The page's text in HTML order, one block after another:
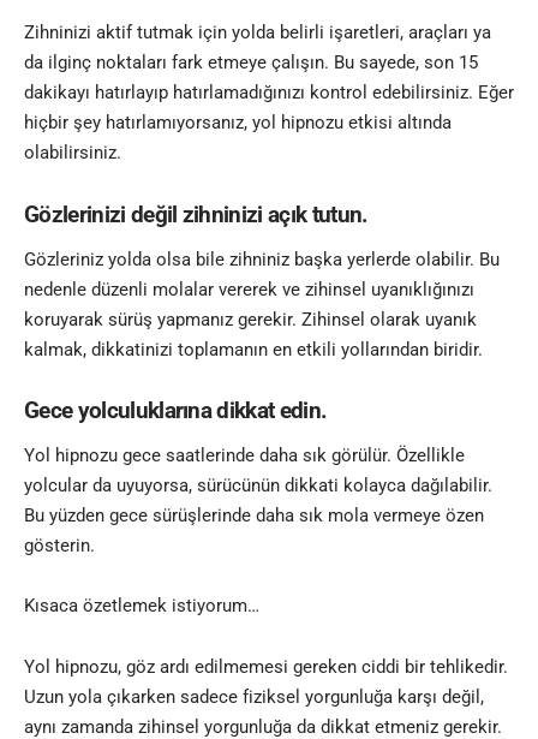
Zihninizi aktif tutmak için yolda belirli işaretleri, araçları ya
da ilginç noktaları fark etmeye çalışın. Bu sayede, son 15
dakikayı hatırlayıp hatırlamadığınızı kontrol edebilirsiniz. Eğer
hiçbir şey hatırlamıyorsanız, yol hipnozu etkisi altında
olabilirsiniz.
Gözlerinizi değil zihninizi açık tutun.
Gözleriniz yolda olsa bile zihniniz başka yerlerde olabilir. Bu
nedenle düzenli molalar vererek ve zihinsel uyanıklığınızı
koruyarak sürüş yapmanız gerekir. Zihinsel olarak uyanık
kalmak, dikkatinizi toplamanın en etkili yollarından biridir.
Gece yolculuklarına dikkat edin.
Yol hipnozu gece saatlerinde daha sık görülür. Özellikle
yolcular da uyuyorsa, sürücünün dikkati kolayca dağılabilir.
Bu yüzden gece sürüşlerinde daha sık mola vermeye özen
gösterin.
Kısaca özetlemek istiyorum…
Yol hipnozu, göz ardı edilmemesi gereken ciddi bir tehlikedir.
Uzun yola çıkarken sadece fiziksel yorgunluğa karşı değil,
aynı zamanda zihinsel yorgunluğa da dikkat etmeniz gerekir.